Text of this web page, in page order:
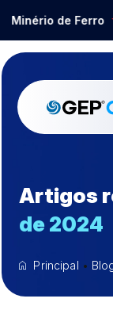
de Ferro
Artigos
de 2024
Principal •